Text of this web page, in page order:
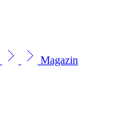
Magazin